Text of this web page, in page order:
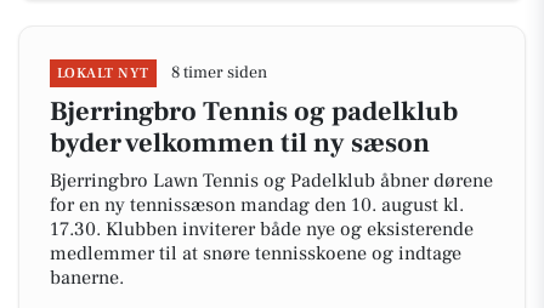
LOKALT NYT 8 timer siden
Bjerringbro Tennis og padelklub
byder velkommen til ny sæson
Bjerringbro Lawn Tennis og Padelklub åbner dørene
for en ny tennissæson mandag den 10. august kl.
17.30. Klubben inviterer både nye og eksisterende
medlemmer til at snøre tennisskoene og indtage
banerne.